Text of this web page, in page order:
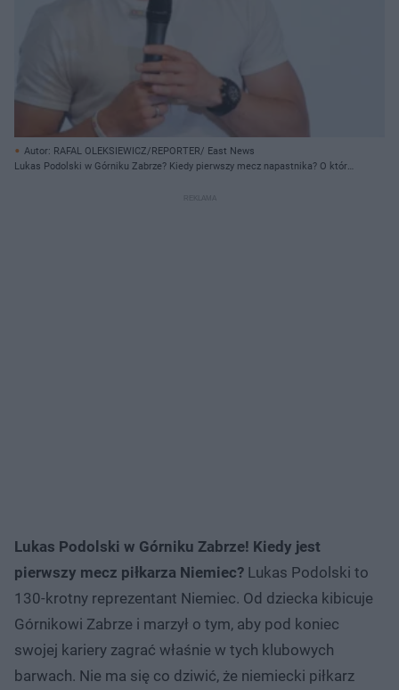
Autor: RAFAL OLEKSIEWICZ/REPORTER/ East News
Lukas Podolski w Górniku Zabrze? Kiedy pierwszy mecz napastnika? O której
Lukas Podolski w Górniku Zabrze! Kiedy jest
pierwszy mecz piłkarza Niemiec? Lukas Podolski to
130-krotny reprezentant Niemiec. Od dziecka kibicuje
Górnikowi Zabrze i marzył o tym, aby pod koniec
swojej kariery zagrać właśnie w tych klubowych
barwach. Nie ma się co dziwić, że niemiecki piłkarz